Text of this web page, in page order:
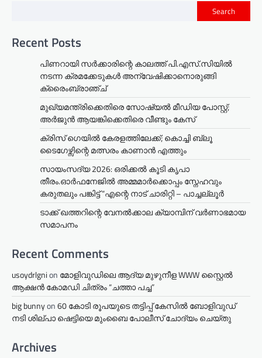
Search
Recent Posts
പിണറായി സർക്കാരിന്റെ കാലത്ത് പി.എസ്.സിയിൽ
നടന്ന ക്രമക്കേടുകൾ അന്വേഷിക്കാനൊരുങ്ങി
ക്രൈംബ്രാഞ്ച്
മുഖ്യമന്ത്രിക്കെതിരെ സോഷ്യൽ മീഡിയ പോസ്റ്റ്;
അർജുൻ ആയങ്കിക്കെതിരെ വീണ്ടും കേസ്
ക്രിസ് ഗെയിൽ കേരളത്തിലേക്ക്; കൊച്ചി ബ്ലൂ
ടൈഗേഴ്സിന്റെ മത്സരം കാണാൻ എത്തും
സായംസദ്യ 2026: ഒരിക്കൽ കൂടി കൃപാ
തീരം.ഓർഫനേജിൽ അമ്മമാർക്കൊപ്പം സ്നേഹവും
കരുതലും പങ്കിട്ട് “എന്റെ നാട് ചാരിറ്റി – പാച്ചല്ലൂർ
ടാക്ക് ഖത്തറിന്റെ വേനൽക്കാല ക്യാമ്പിന് വർണാഭമായ
സമാപനം
Recent Comments
usoydrlgnion മോളിവുഡിലെ ആദ്യ മുഴുനീള WWW സ്റ്റൈൽ
ആക്ഷൻ കോമഡി ചിത്രം “ചത്താ പച്ച”
big bunnyon60 കോടി രൂപയുടെ തട്ടിപ്പ് കേസിൽ ബോളിവുഡ്
നടി ശില്പാ ഷെട്ടിയെ മുംബൈ പോലീസ് ചോദ്യം ചെയ്തു
Archives